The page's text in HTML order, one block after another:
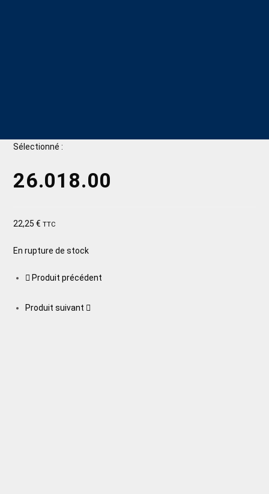
Sélectionné :
26.018.00
22,25€ TTC
En rupture de stock
Produit précédent
Produit suivant